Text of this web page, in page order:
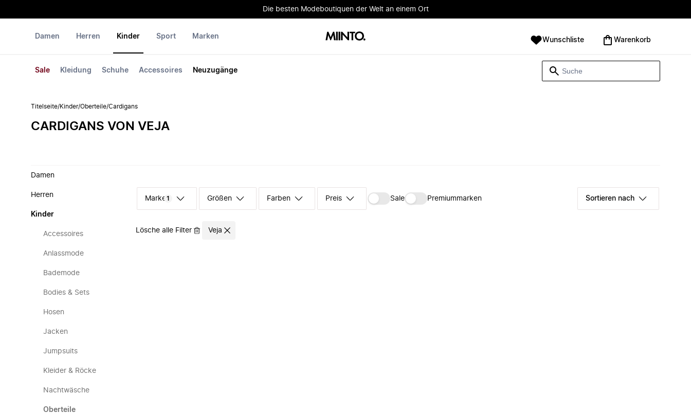
Die besten Modeboutiquen der Welt an einem Ort
Damen Herren Kinder
Sale Kleidung Schuhe Accessoires Neuzugänge
Sport Marken Wunschliste Warenkorb
Titelseite/Kinder/Oberteile/Cardigans
CARDIGANS VON VEJA
Damen
Herren
Kinder
Accessoires
Anlassmode
Bademode
Bodies & Sets
Hosen
Jacken
Jumpsuits
Kleider & Röcke
Nachtwäsche
Oberteile
Marke 1 Größen Farben Preis Sale Premiummarken Sortieren nach
Lösche alle Filter Veja